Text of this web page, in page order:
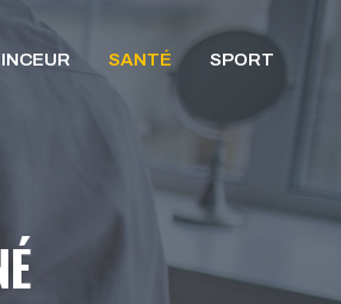
SANTÉ SPORT